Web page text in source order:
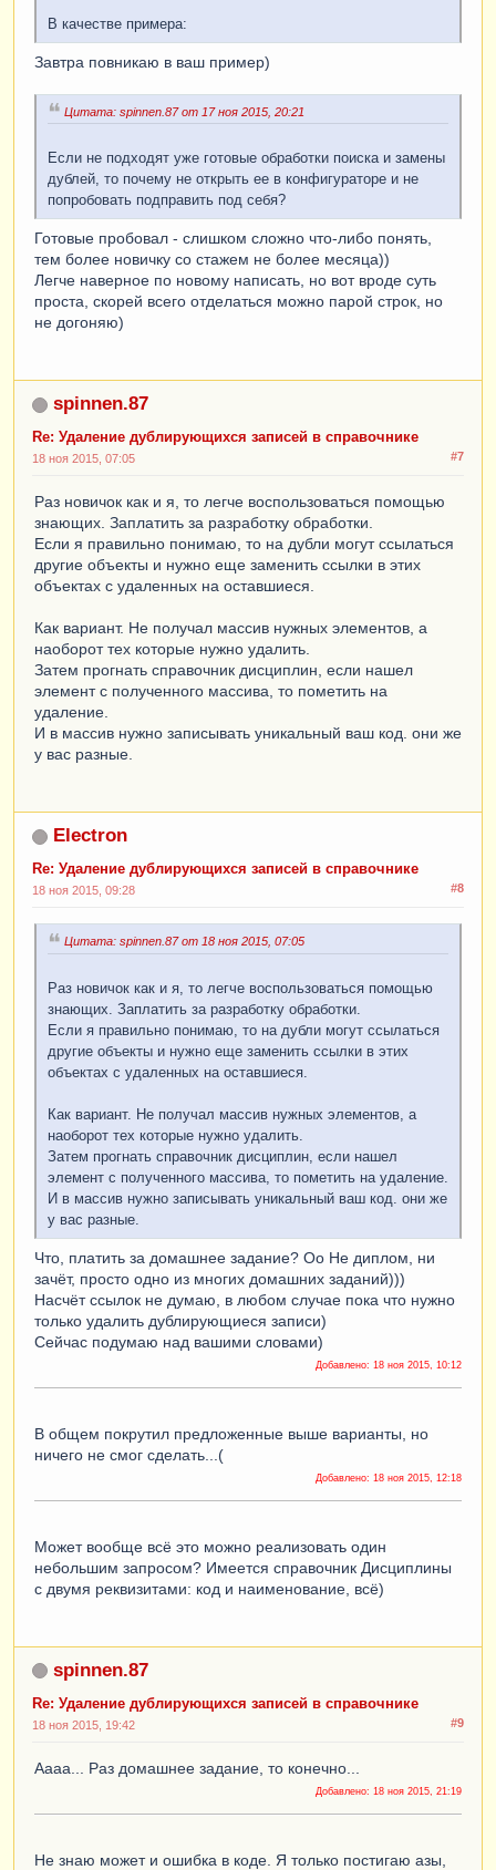
В качестве примера:
Завтра повникаю в ваш пример)
Цитата: spinnen.87 от 17 ноя 2015, 20:21
Если не подходят уже готовые обработки поиска и замены
дублей, то почему не открыть ее в конфигураторе и не
попробовать подправить под себя?
Готовые пробовал - слишком сложно что-либо понять,
тем более новичку со стажем не более месяца))
Легче наверное по новому написать, но вот вроде суть
проста, скорей всего отделаться можно парой строк, но
не догоняю)
spinnen.87
Re: Удаление дублирующихся записей в справочнике
#7
18 ноя 2015, 07:05
Раз новичок как и я, то легче воспользоваться помощью
знающих. Заплатить за разработку обработки.
Если я правильно понимаю, то на дубли могут ссылаться
другие объекты и нужно еще заменить ссылки в этих
объектах с удаленных на оставшиеся.
Как вариант. Не получал массив нужных элементов, а
наоборот тех которые нужно удалить.
Затем прогнать справочник дисциплин, если нашел
элемент с полученного массива, то пометить на
удаление.
И в массив нужно записывать уникальный ваш код. они же
у вас разные.
Electron
Re: Удаление дублирующихся записей в справочнике
#8
18 ноя 2015, 09:28
Цитата: spinnen.87 от 18 ноя 2015, 07:05
Раз новичок как и я, то легче воспользоваться помощью
знающих. Заплатить за разработку обработки.
Если я правильно понимаю, то на дубли могут ссылаться
другие объекты и нужно еще заменить ссылки в этих
объектах с удаленных на оставшиеся.
Как вариант. Не получал массив нужных элементов, а
наоборот тех которые нужно удалить.
Затем прогнать справочник дисциплин, если нашел
элемент с полученного массива, то пометить на удаление.
И в массив нужно записывать уникальный ваш код. они же
у вас разные.
Что, платить за домашнее задание? Оо Не диплом, ни
зачёт, просто одно из многих домашних заданий)))
Насчёт ссылок не думаю, в любом случае пока что нужно
только удалить дублирующиеся записи)
Сейчас подумаю над вашими словами)
Добавлено: 18 ноя 2015, 10:12
В общем покрутил предложенные выше варианты, но
ничего не смог сделать...(
Добавлено: 18 ноя 2015, 12:18
Может вообще всё это можно реализовать один
небольшим запросом? Имеется справочник Дисциплины
с двумя реквизитами: код и наименование, всё)
spinnen.87
Re: Удаление дублирующихся записей в справочнике
#9
18 ноя 2015, 19:42
Аааа... Раз домашнее задание, то конечно...
Добавлено: 18 ноя 2015, 21:19
Не знаю может и ошибка в коде. Я только постигаю азы,